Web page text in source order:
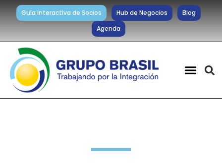
Guía Interactiva de Socios Hub de Negocios
Blog
Agenda